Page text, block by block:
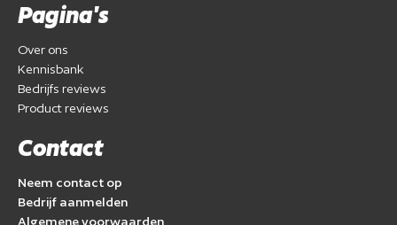
Pagina's
Over ons
Kennisbank
Bedrijfs reviews
Product reviews
Contact
Neem contact op
Bedrijf aanmelden
Algemene voorwaarden